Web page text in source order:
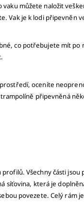
můžete naložit
je k lodi připevněn
co potřebujete mít
oceníte
připevněná
Všechny části
která je
povezete. Celý rám